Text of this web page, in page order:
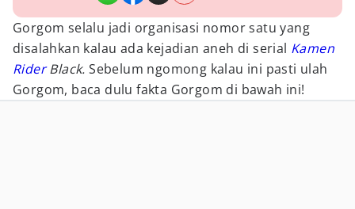
Gorgom selalu jadi organisasi nomor satu yang
disalahkan kalau ada kejadian aneh di serial Kamen
RiderBlack.Sebelum ngomong kalau ini pasti ulah
Gorgom, baca dulu fakta Gorgom di bawah ini!